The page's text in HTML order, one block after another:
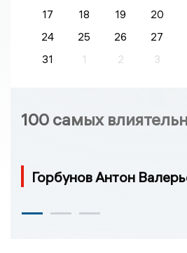
17
18 19 20
24
25 26 27
31
1 2 3
100 самых
Горбунов Антон